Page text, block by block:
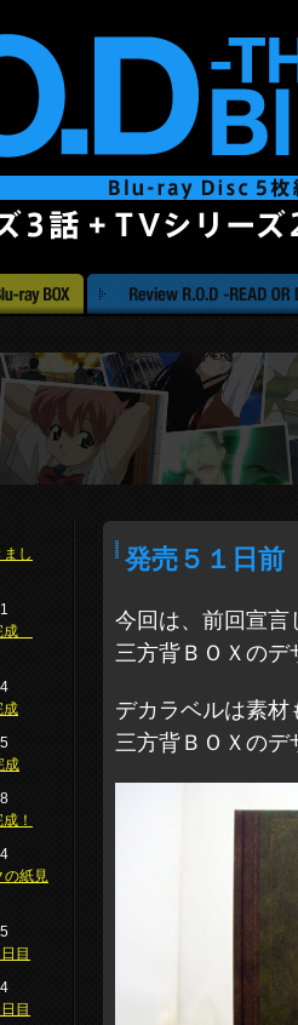
し
成
成
成
！
の紙見
目
目
発売５１日
今回は、前回宣言
三方背ＢＯＸの
デカラベルは素
三方背ＢＯＸの